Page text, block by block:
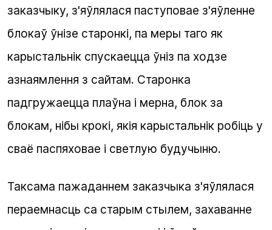
заказчыку, з'яўлялася паступовае з'яўленне
блокаў ўнізе старонкі, па меры таго як
карыстальнік спускаецца ўніз па ходзе
азнаямлення з сайтам. Старонка
падгружаецца плаўна і мерна, блок за
блокам, нібы крокі, якія карыстальнік робіць у
сваё паспяховае і светлую будучыню.
Таксама пажаданнем заказчыка з'яўлялася
пераемнасць са старым стылем, захаванне